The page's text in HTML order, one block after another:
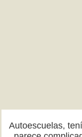
Autoescuelas,